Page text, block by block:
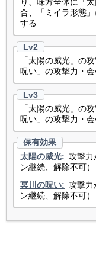
合、「ミイラ形態
する
「太陽の威光」の
呪い」の攻撃力・
「太陽の威光」の
呪い」の攻撃力・
太陽の威光: 攻撃力
ン継続、解除不可）
冥川の呪い: 攻撃力
ン継続、解除不可）